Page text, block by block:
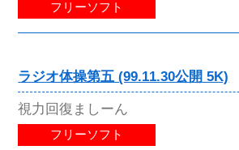
フリーソフト
ラジオ体操第五 (99.11.30公開 5K)
視力回復ましーん
フリーソフト